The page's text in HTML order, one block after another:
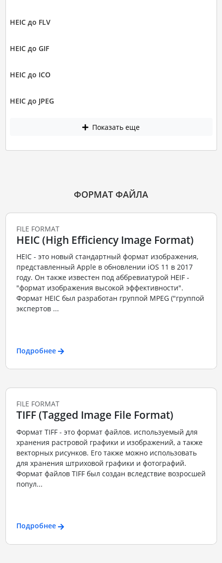
HEIC до FLV
HEIC до GIF
HEIC до ICO
HEIC до JPEG
Показать еще
ФОРМАТ ФАЙЛА
FILE FORMAT
HEIC (High Efficiency Image Format)
HEIC - это новый стандартный формат изображения,
представленный Apple в обновлении iOS 11 в 2017
году. Он также известен под аббревиатурой HEIF -
"формат изображения высокой эффективности".
Формат HEIC был разработан группой MPEG ("группой
экспертов ...
Подробнее
FILE FORMAT
TIFF (Tagged Image File Format)
Формат TIFF - это формат файлов. используемый для
хранения растровой графики и изображений, а также
векторных рисунков. Его также можно использовать
для хранения штриховой графики и фотографий.
Формат файлов TIFF был создан вследствие возросшей
попул...
Подробнее